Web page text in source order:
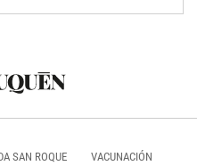
SAN ROQUE VACUNACIÓN